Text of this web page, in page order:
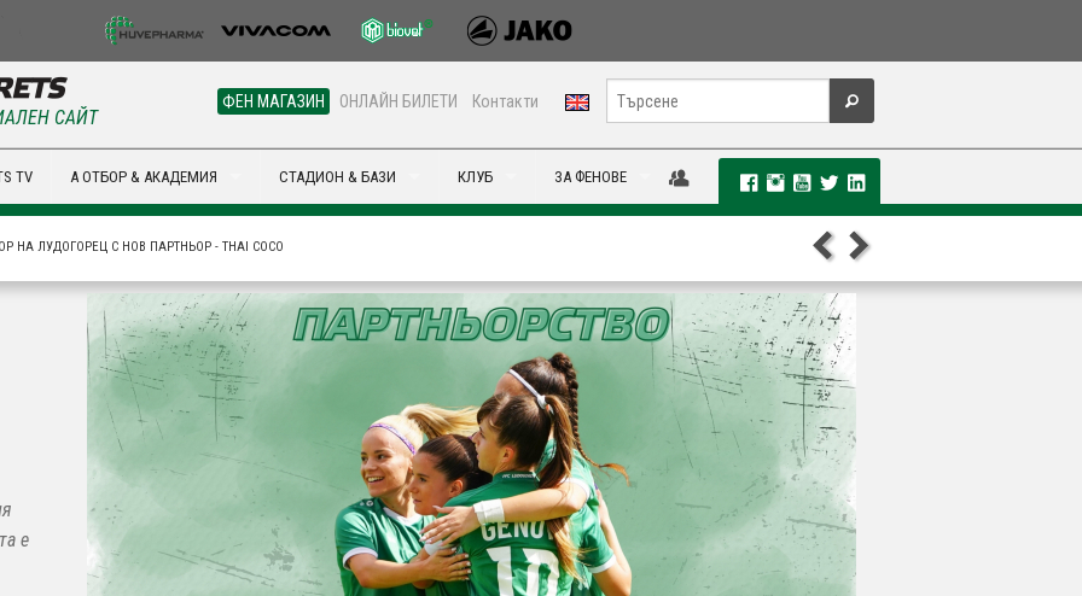
ФЕН МАГАЗИН ОНЛАЙН БИЛЕТИ Контакти
САЙТ
TV А ОТБОР & АКАДЕМИЯ СТАДИОН & БАЗИ КЛУБ ЗА ФЕНОВЕ
НА ЛУДОГОРЕЦ С НОВ ПАРТНЬОР - THAI COCO
е